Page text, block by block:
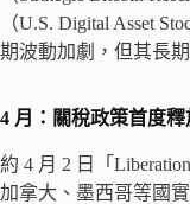
（U.S. Digital Asset
期波動加劇，但其長
4 月 ： 關稅政策首度
約 4 月 2 日「
加拿大、墨西哥等國